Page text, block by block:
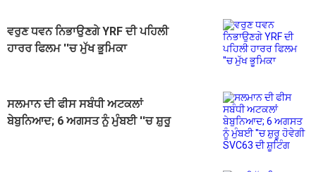
ਵਰੁਣ ਧਵਨ ਨਿਭਾਉਣਗੇ YRF ਦੀ ਪਹਿਲੀ
ਹਾਰਰ ਫਿਲਮ ''ਚ ਮੁੱਖ ਭੂਮਿਕਾ
ਸਲਮਾਨ ਦੀ ਫੀਸ ਸਬੰਧੀ ਅਟਕਲਾਂ
ਬੇਬੁਨਿਆਦ; 6 ਅਗਸਤ ਨੂੰ ਮੁੰਬਈ ''ਚ ਸ਼ੁਰੂ